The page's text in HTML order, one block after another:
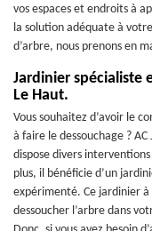
vos espaces et endroits à
la solution adéquate à
d’arbre, nous prenons en
Jardinier spécialiste
Le Haut.
Vous souhaitez d’avoir le
à faire le dessouchage ?
dispose divers
plus, il bénéficie d’un
expérimenté. Ce jardinier
dessoucher l’arbre dans